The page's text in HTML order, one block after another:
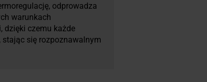
odprowadza
warunkach
dzięki czemu każde
się rozpoznawalnym